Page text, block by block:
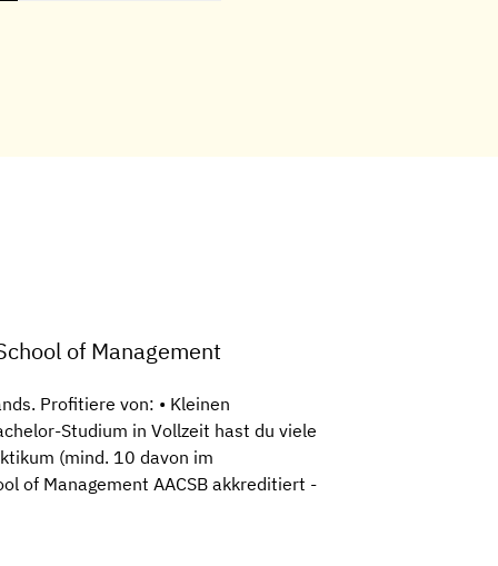
of Management
Profitiere von: • Kleinen
Studium in Vollzeit hast du viele
(mind. 10 davon im
of Management AACSB akkreditiert -